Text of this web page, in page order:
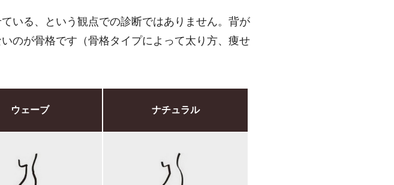
いる、という観点での診断ではありません。背が
のが骨格です（骨格タイプによって太り方、痩せ
ウェーブ ナチュラル